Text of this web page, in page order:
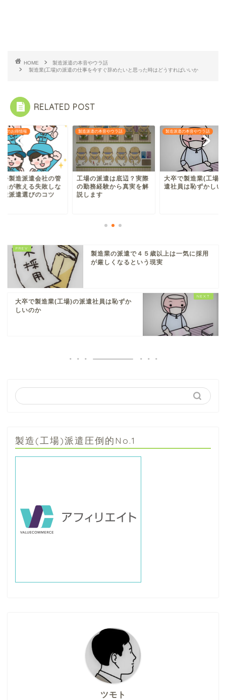
HOME
製造派遣の本音やウラ話
製造業(工場)の派遣の仕事を今すぐ辞めたいと思った時はどうすればいいか
RELATED POST
管
な
製造派遣の本音やウラ話
工場の派遣は底辺？実際
の勤務経験から真実を解
説します
製造派遣の本音やウラ話
大卒で製造業(工場)の派
遣社員は恥ずかしいのか
製造派遣の
元大手
理担当
製造業の派遣で４５歳以上は一気に採用
が厳しくなるという現実
大卒で製造業(工場)の派遣社員は恥ずか
しいのか
製造(工場)派遣圧倒的No.1
ツモト